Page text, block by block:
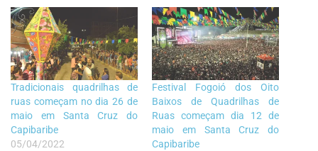
Tradicionais quadrilhas de
ruas começam no dia 26 de
maio em Santa Cruz do
Capibaribe
05/04/2022
Festival Fogoió dos Oito
Baixos de Quadrilhas de
Ruas começam dia 12 de
maio em Santa Cruz do
Capibaribe